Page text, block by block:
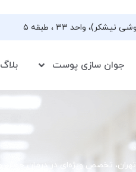
جوان سازی پوست بلاگ
تخصص ویژه‌ای در درمان جوش